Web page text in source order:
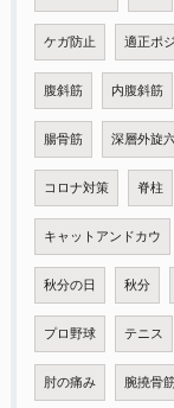
ケガ防止 適正ポ
腹斜筋 内腹斜筋
腸骨筋 深層外旋
コロナ対策 脊柱
キャットアンドカウ
秋分の日 秋分
プロ野球 テニス
肘の痛み 腕撓骨